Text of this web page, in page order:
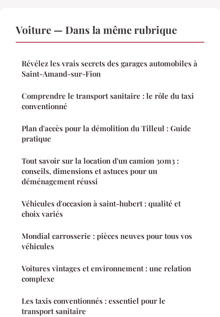
Voiture — Dans la même rubrique
Révélez les vrais secrets des garages automobiles à
Saint-Amand-sur-Fion
Comprendre le transport sanitaire : le rôle du taxi
conventionné
Plan d'accès pour la démolition du Tilleul : Guide
pratique
Tout savoir sur la location d'un camion 30m3 :
conseils, dimensions et astuces pour un
déménagement réussi
Véhicules d'occasion à saint-hubert : qualité et
choix variés
Mondial carrosserie : pièces neuves pour tous vos
véhicules
Voitures vintages et environnement : une relation
complexe
Les taxis conventionnés : essentiel pour le
transport sanitaire